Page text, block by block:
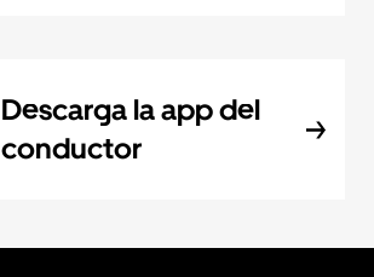
Descarga la app del
conductor